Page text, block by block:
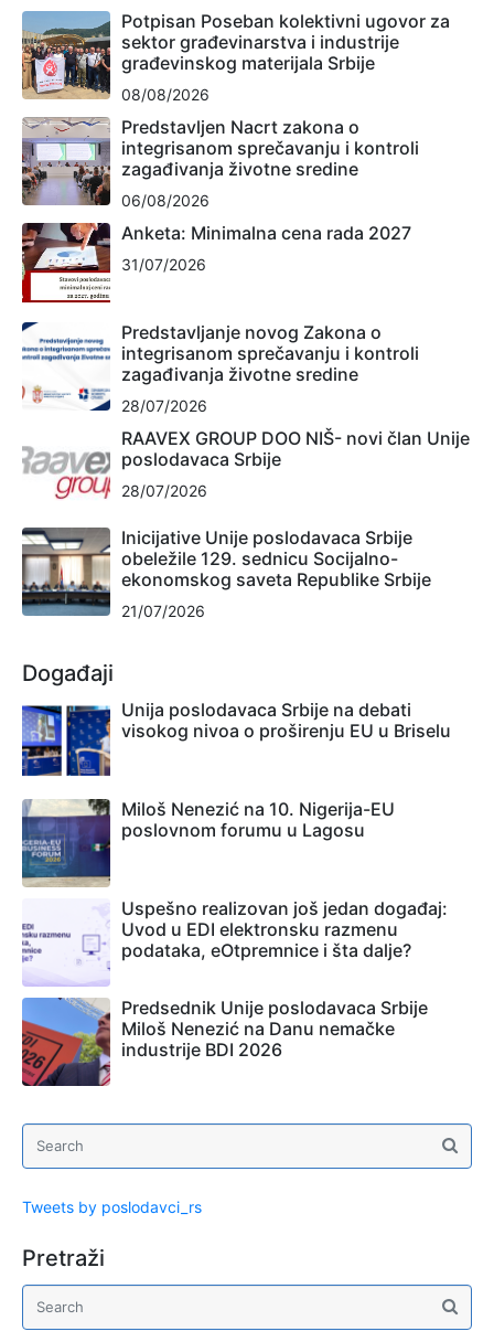
Potpisan Poseban kolektivni ugovor za
sektor građevinarstva i industrije
građevinskog materijala Srbije
08/08/2026
Predstavljen Nacrt zakona o
integrisanom sprečavanju i kontroli
zagađivanja životne sredine
06/08/2026
Anketa: Minimalna cena rada 2027
31/07/2026
Predstavljanje novog Zakona o
integrisanom sprečavanju i kontroli
zagađivanja životne sredine
28/07/2026
RAAVEX GROUP DOO NIŠ- novi član Unije
poslodavaca Srbije
28/07/2026
Inicijative Unije poslodavaca Srbije
obeležile 129. sednicu Socijalno-
ekonomskog saveta Republike Srbije
21/07/2026
Događaji
Unija poslodavaca Srbije na debati
visokog nivoa o proširenju EU u Briselu
Miloš Nenezić na 10. Nigerija-EU
poslovnom forumu u Lagosu
Uspešno realizovan još jedan događaj:
Uvod u EDI elektronsku razmenu
podataka, eOtpremnice i šta dalje?
Predsednik Unije poslodavaca Srbije
Miloš Nenezić na Danu nemačke
industrije BDI 2026
Tweets by poslodavci_rs
Pretraži